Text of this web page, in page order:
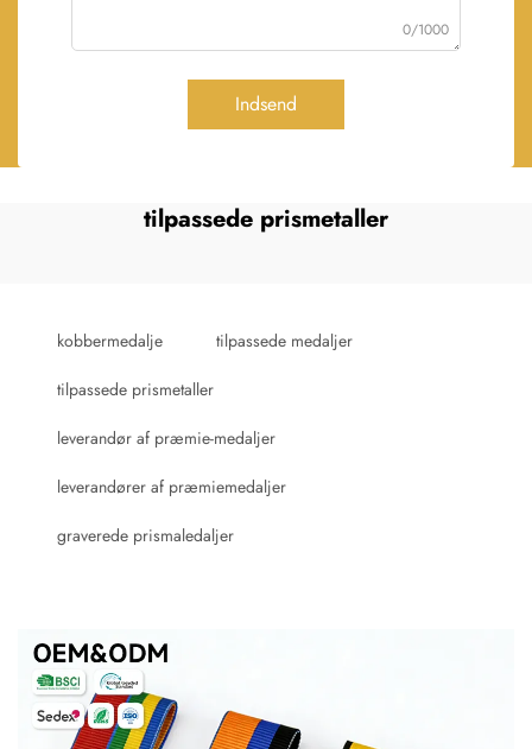
0/1000
Indsend
tilpassede prismetaller
kobbermedalje tilpassede medaljer
tilpassede prismetaller
leverandør af præmie-medaljer
leverandører af præmiemedaljer
graverede prismaledaljer